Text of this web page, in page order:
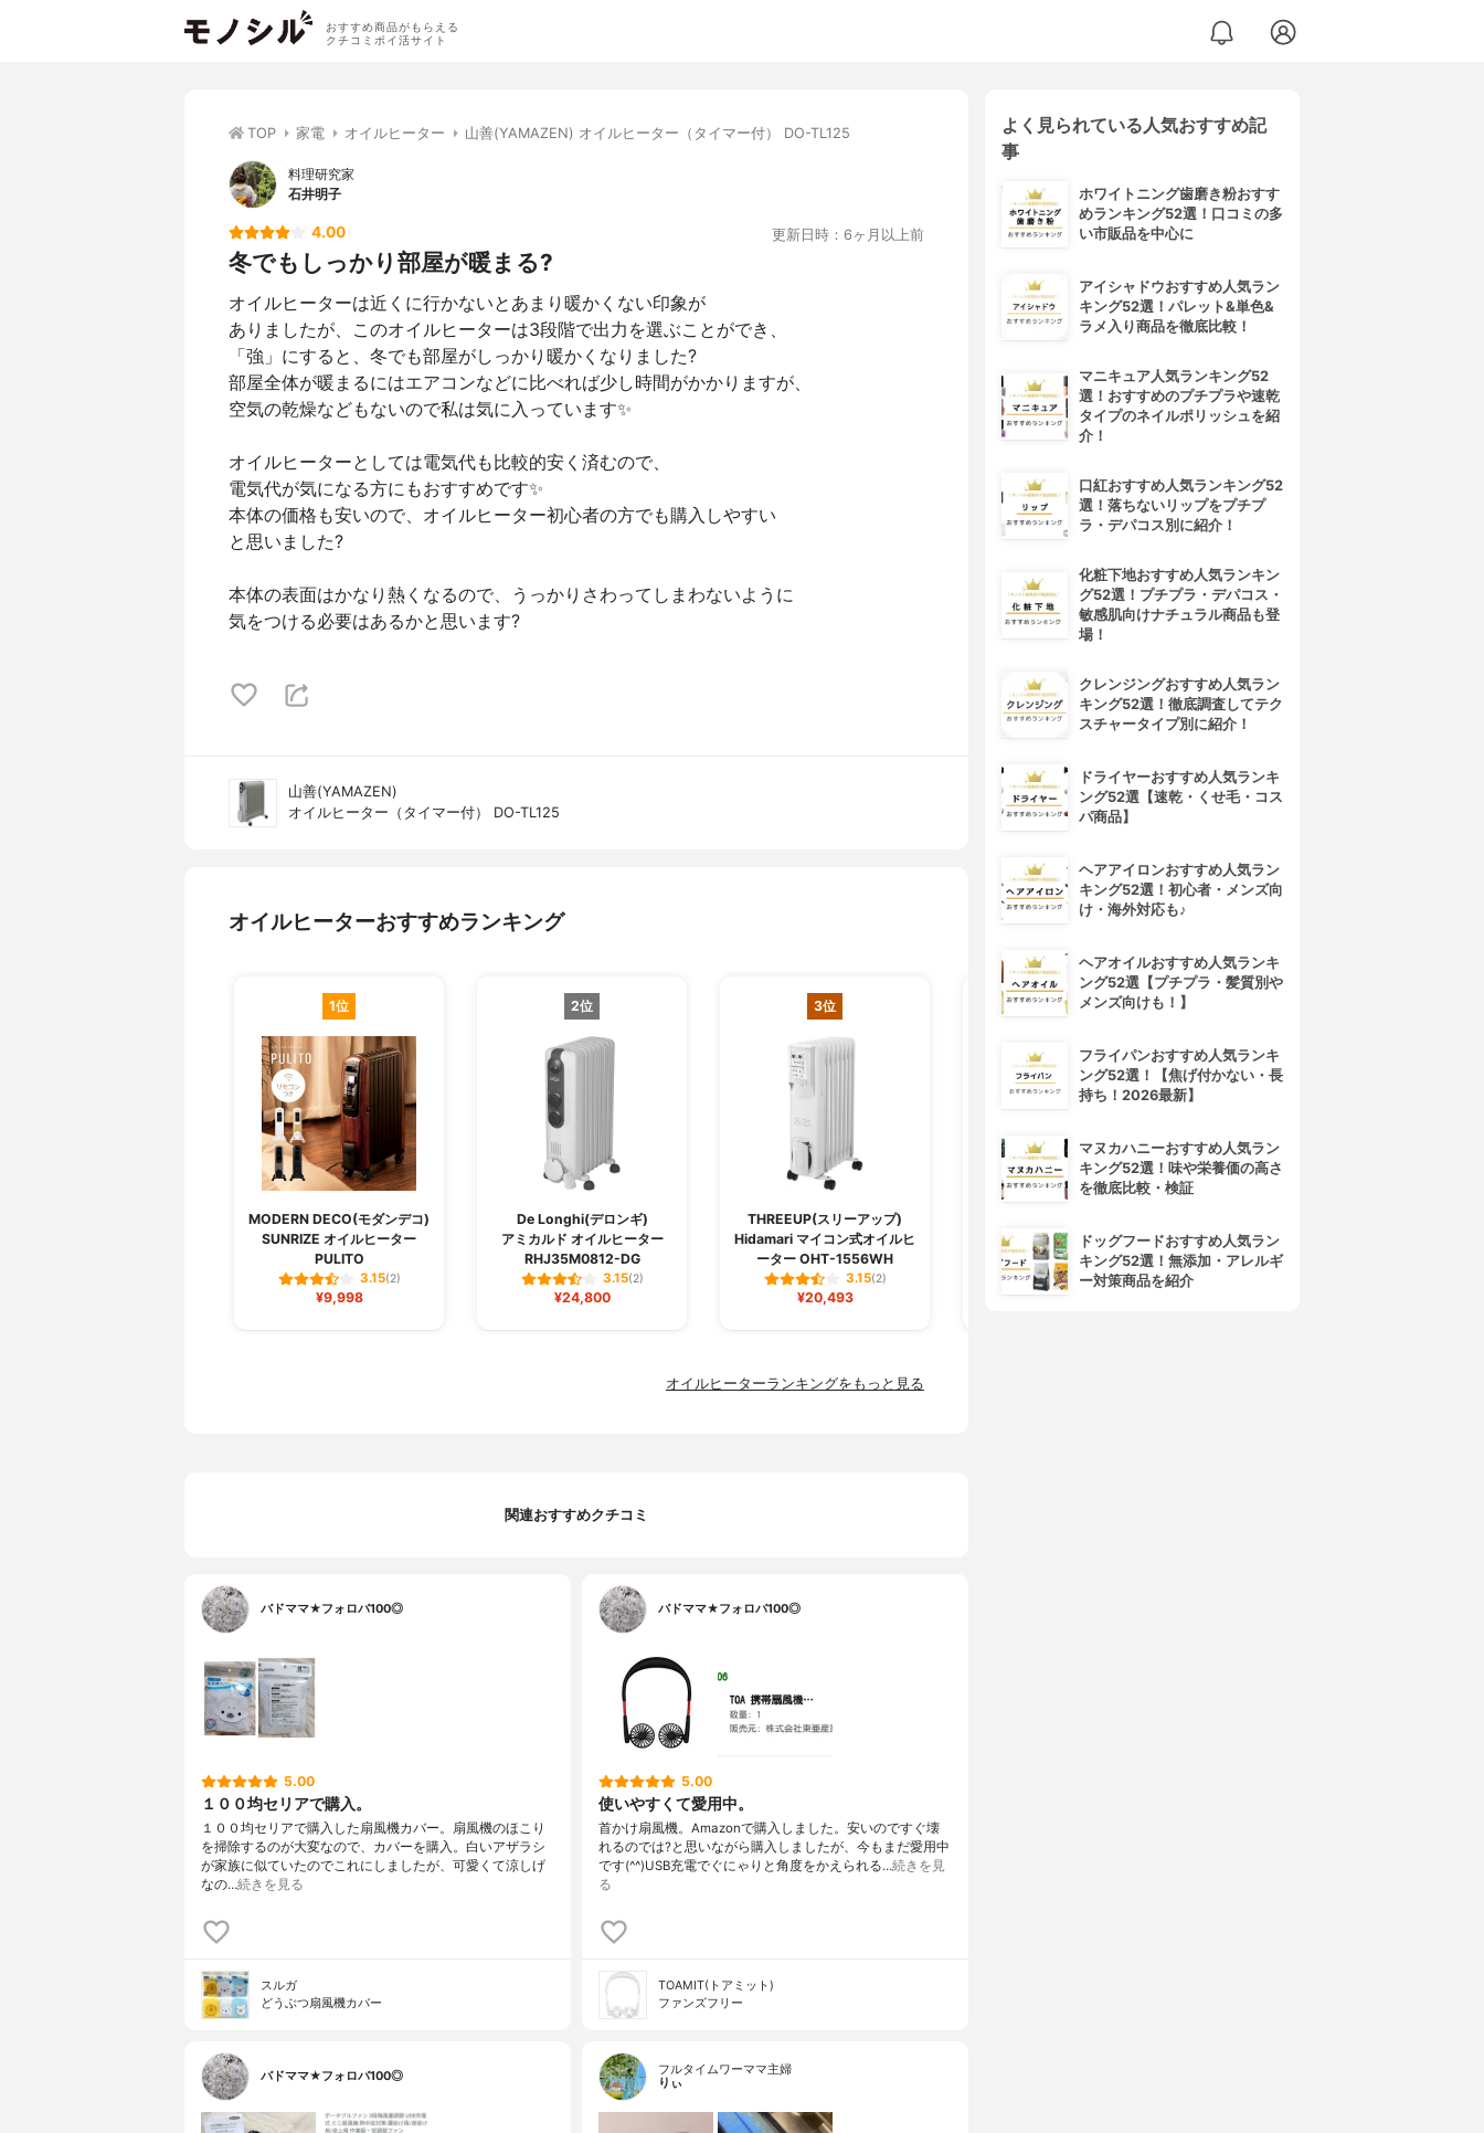
おすすめ商品がもらえる
クチコミポイ活サイト
TOP 家電 オイルヒーター 山善(YAMAZEN) オイルヒーター（タイマー付） DO-TL125
料理研究家
石井明子
4.00 更新日時：6ヶ月以上前
冬でもしっかり部屋が暖まる?
オイルヒーターは近くに行かないとあまり暖かくない印象が
ありましたが、このオイルヒーターは3段階で出力を選ぶことができ、
「強」にすると、冬でも部屋がしっかり暖かくなりました?
部屋全体が暖まるにはエアコンなどに比べれば少し時間がかかりますが、
空気の乾燥などもないので私は気に入っています✨
オイルヒーターとしては電気代も比較的安く済むので、
電気代が気になる方にもおすすめです✨
本体の価格も安いので、オイルヒーター初心者の方でも購入しやすい
と思いました?
本体の表面はかなり熱くなるので、うっかりさわってしまわないように
気をつける必要はあるかと思います?
山善(YAMAZEN)
オイルヒーター（タイマー付） DO-TL125
オイルヒーターおすすめランキング
1位
MODERN DECO(モダンデコ)
SUNRIZE オイルヒーター
PULITO
3.15(2)
¥9,998
2位
De Longhi(デロンギ)
アミカルド オイルヒーター
RHJ35M0812-DG
3.15(2)
¥24,800
3位
THREEUP(スリーアップ)
Hidamari マイコン式オイルヒ
ーター OHT-1556WH
3.15(2)
¥20,493
4位
オイルヒーター TOH-D1101
3.15(2)
¥14,080
KKE9CVH-S
オイルヒーターランキングをもっと見る
関連おすすめクチコミ
バドママ★フォロバ100◎
5.00
１００均セリアで購入。
１００均セリアで購入した扇風機カバー。扇風機のほこり
を掃除するのが大変なので、カバーを購入。白いアザラシ
が家族に似ていたのでこれにしましたが、可愛くて涼しげ
なの…続きを見る
スルガ
どうぶつ扇風機カバー
バドママ★フォロバ100◎
5.00
使いやすくて愛用中。
首かけ扇風機。Amazonで購入しました。安いのですぐ壊
れるのでは?と思いながら購入しましたが、今もまだ愛用中
です(^^)USB充電でぐにゃりと角度をかえられる…続きを見
る
TOAMIT(トアミット)
ファンズフリー
バドママ★フォロバ100◎
フルタイムワーママ主婦
りぃ
よく見られている人気おすすめ記
事
ホワイトニング歯磨き粉おすす
めランキング52選！口コミの多
い市販品を中心に
アイシャドウおすすめ人気ラン
キング52選！パレット&単色&
ラメ入り商品を徹底比較！
マニキュア人気ランキング52
選！おすすめのプチプラや速乾
タイプのネイルポリッシュを紹
介！
口紅おすすめ人気ランキング52
選！落ちないリップをプチプ
ラ・デパコス別に紹介！
化粧下地おすすめ人気ランキン
グ52選！プチプラ・デパコス・
敏感肌向けナチュラル商品も登
場！
クレンジングおすすめ人気ラン
キング52選！徹底調査してテク
スチャータイプ別に紹介！
ドライヤーおすすめ人気ランキ
ング52選【速乾・くせ毛・コス
パ商品】
ヘアアイロンおすすめ人気ラン
キング52選！初心者・メンズ向
け・海外対応も♪
ヘアオイルおすすめ人気ランキ
ング52選【プチプラ・髪質別や
メンズ向けも！】
フライパンおすすめ人気ランキ
ング52選！【焦げ付かない・長
持ち！2026最新】
マヌカハニーおすすめ人気ラン
キング52選！味や栄養価の高さ
を徹底比較・検証
ドッグフードおすすめ人気ラン
キング52選！無添加・アレルギ
ー対策商品を紹介